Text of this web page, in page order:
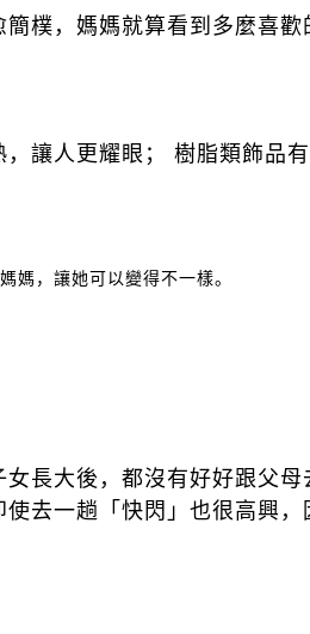
樸，媽媽就算看到多麼喜歡
讓人更耀眼； 樹脂類飾品
媽，讓她可以變得不一樣。
長大後，都沒有好好跟父母
去一趟「快閃」也很高興，